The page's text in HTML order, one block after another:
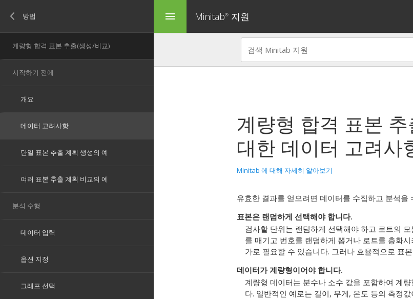
menu Minitab® 지원
계량형 합격 표본
대한 데이터 고려사
Minitab 에 대해 자세히 알아보기
유효한 결과를 얻으려면 데이터를 수집하고 분석
표본은 랜덤하게 선택해야 합니다.
검사할 단위는 랜덤하게 선택해야 하고 로트의
를 매기고 번호를 랜덤하게 뽑거나 로트를 층화
가로 필요할 수 있습니다. 그러나 효율적으로 표
데이터가 계량형이어야 합니다.
계량형 데이터는 분수나 소수 값을 포함하여 계
다. 일반적인 예로는 길이, 무게, 온도 등의 측정값